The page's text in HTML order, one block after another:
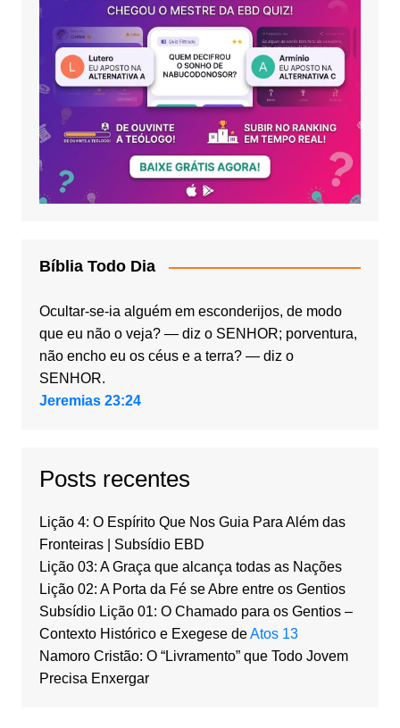
Bíblia Todo Dia
Ocultar-se-ia alguém em esconderijos, de modo
que eu não o veja? — diz o SENHOR; porventura,
não encho eu os céus e a terra? — diz o
SENHOR.
Jeremias 23:24
Posts recentes
Lição 4: O Espírito Que Nos Guia Para Além das
Fronteiras | Subsídio EBD
Lição 03: A Graça que alcança todas as Nações
Lição 02: A Porta da Fé se Abre entre os Gentios
Subsídio Lição 01: O Chamado para os Gentios –
Contexto Histórico e Exegese deAtos 13
Namoro Cristão: O “Livramento” que Todo Jovem
Precisa Enxergar